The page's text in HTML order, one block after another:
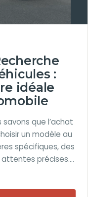
:
idéale
que l’achat
un modèle au
spécifiques, des
précises.…